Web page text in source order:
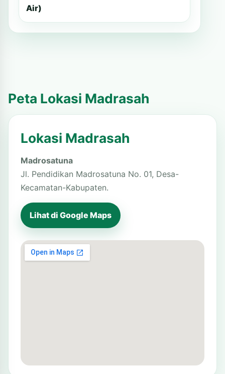
Air)
Peta Lokasi Madrasah
Lokasi Madrasah
Madrosatuna
Jl. Pendidikan Madrosatuna No. 01, Desa-
Kecamatan-Kabupaten.
Lihat di Google Maps